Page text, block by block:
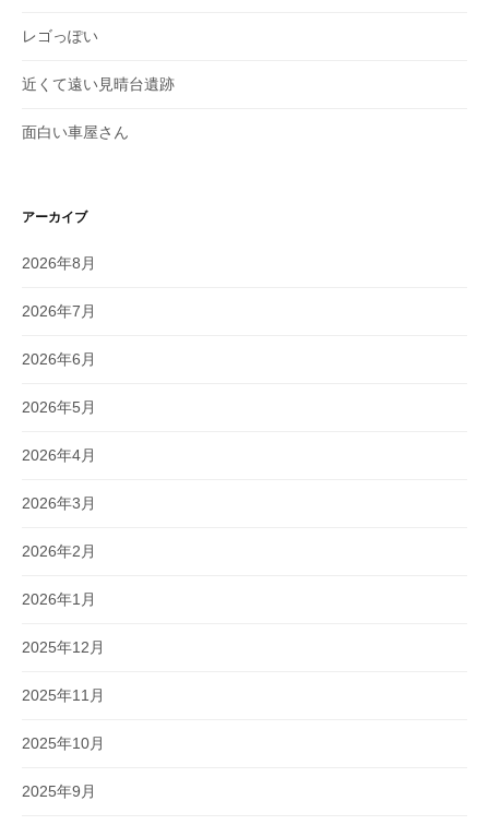
レゴっぽい
近くて遠い見晴台遺跡
面白い車屋さん
アーカイブ
2026年8月
2026年7月
2026年6月
2026年5月
2026年4月
2026年3月
2026年2月
2026年1月
2025年12月
2025年11月
2025年10月
2025年9月